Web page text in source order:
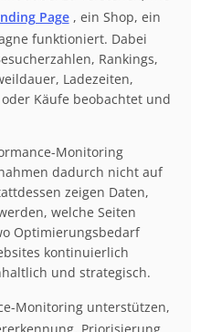
Page , ein Shop, ein
funktioniert. Dabei
Rankings,
Ladezeiten,
Käufe beobachtet und
Monitoring
dadurch nicht auf
zeigen Daten,
welche Seiten
Optimierungsbedarf
kontinuierlich
und strategisch.
Monitoring unterstützen,
Priorisierung